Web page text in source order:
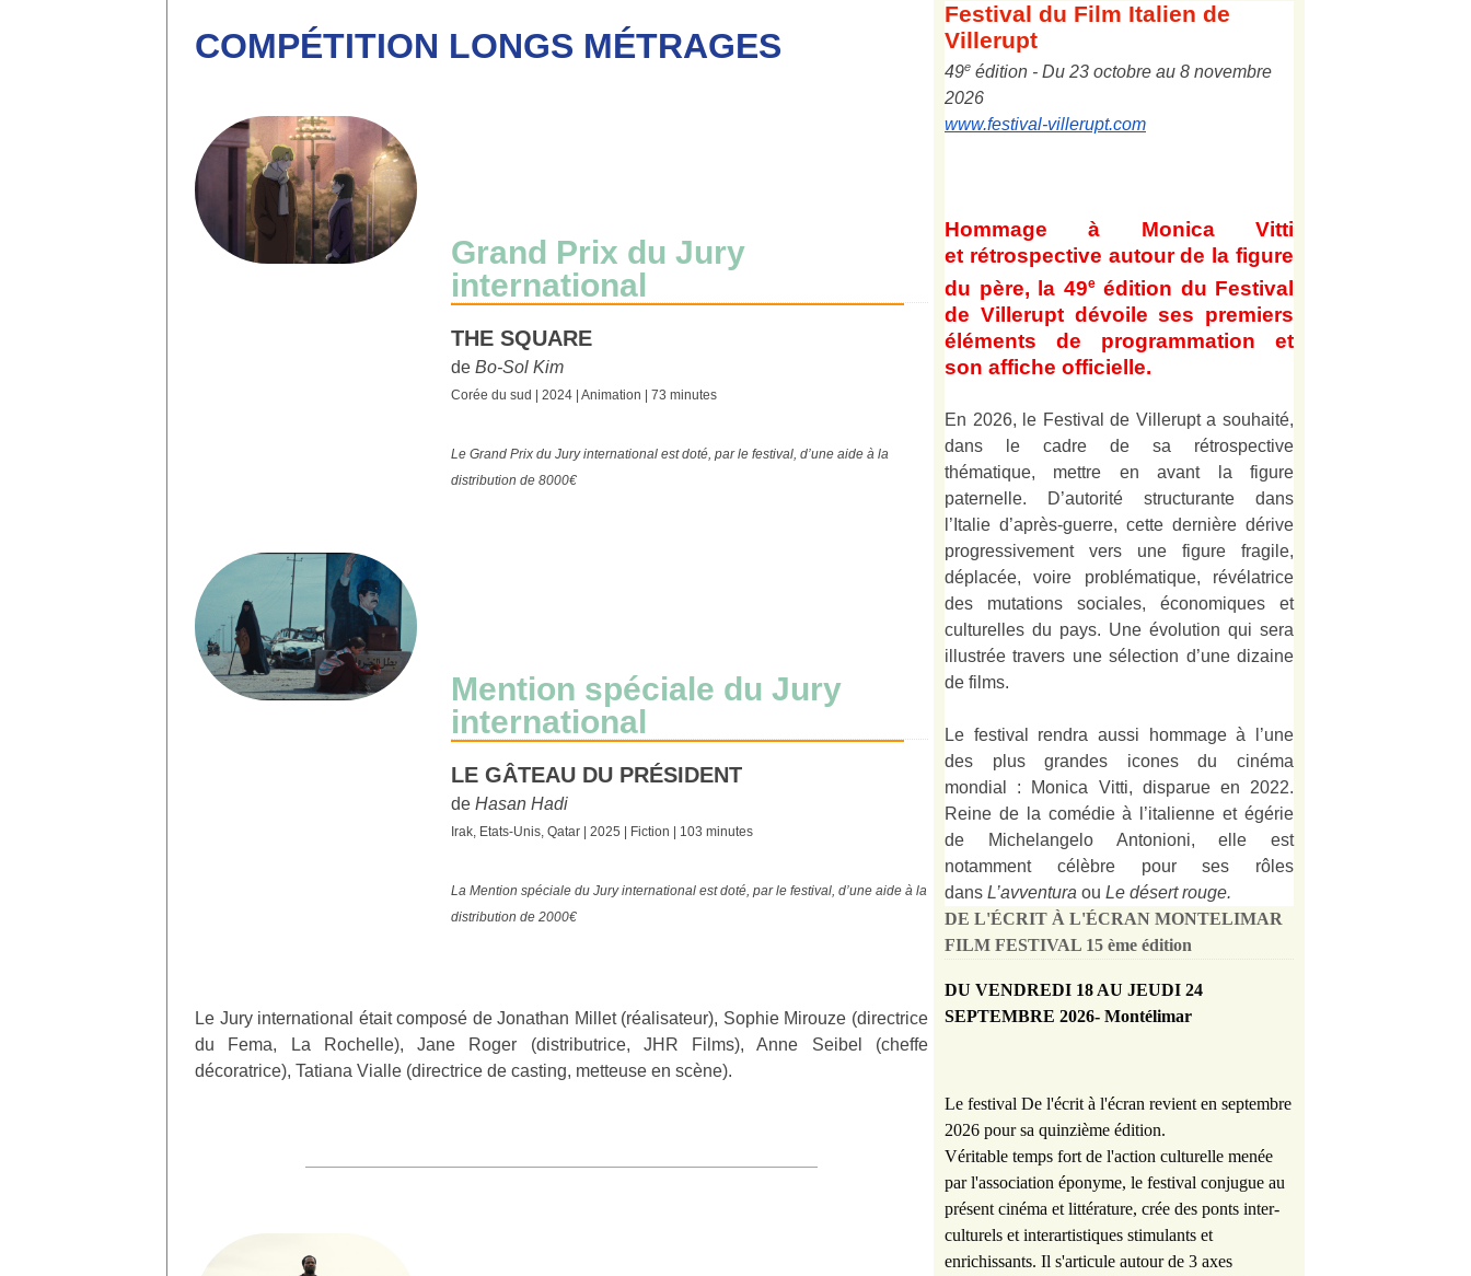
COMPÉTITION LONGS MÉTRAGES
Grand Prix du Jury
international
THE SQUARE
de Bo-Sol Kim
Corée du sud | 2024 | Animation | 73 minutes
Le Grand Prix du Jury international est doté, par le festival, d’une aide à la
distribution de 8000€
Mention spéciale du Jury
international
LE GÂTEAU DU PRÉSIDENT
de Hasan Hadi
Irak, Etats-Unis, Qatar | 2025 | Fiction | 103 minutes
La Mention spéciale du Jury international est doté, par le festival, d’une aide à la
distribution de 2000€
Le Jury international était composé de Jonathan Millet (réalisateur), Sophie Mirouze (directrice
du Fema, La Rochelle), Jane Roger (distributrice, JHR Films), Anne Seibel (cheffe
décoratrice), Tatiana Vialle (directrice de casting, metteuse en scène).
Festival du Film Italien de
Villerupt
49e édition - Du 23 octobre au 8 novembre
2026
www.festival-villerupt.com
Hommage à Monica Vitti
et rétrospective autour de la figure
du père, la 49e édition du Festival
de Villerupt dévoile ses premiers
éléments de programmation et
son affiche officielle.
En 2026, le Festival de Villerupt a souhaité,
dans le cadre de sa rétrospective
thématique, mettre en avant la figure
paternelle. D’autorité structurante dans
l’Italie d’après-guerre, cette dernière dérive
progressivement vers une figure fragile,
déplacée, voire problématique, révélatrice
des mutations sociales, économiques et
culturelles du pays. Une évolution qui sera
illustrée travers une sélection d’une dizaine
de films.
Le festival rendra aussi hommage à l’une
des plus grandes icones du cinéma
mondial : Monica Vitti, disparue en 2022.
Reine de la comédie à l’italienne et égérie
de Michelangelo Antonioni, elle est
notamment célèbre pour ses rôles
dans L’avventura ou Le désert rouge.
DE L'ÉCRIT À L'ÉCRAN MONTELIMAR
FILM FESTIVAL 15 ème édition
DU VENDREDI 18 AU JEUDI 24
SEPTEMBRE 2026- Montélimar
Le festival De l'écrit à l'écran revient en septembre
2026 pour sa quinzième édition.
Véritable temps fort de l'action culturelle menée
par l'association éponyme, le festival conjugue au
présent cinéma et littérature, crée des ponts inter-
culturels et interartistiques stimulants et
enrichissants. Il s'articule autour de 3 axes